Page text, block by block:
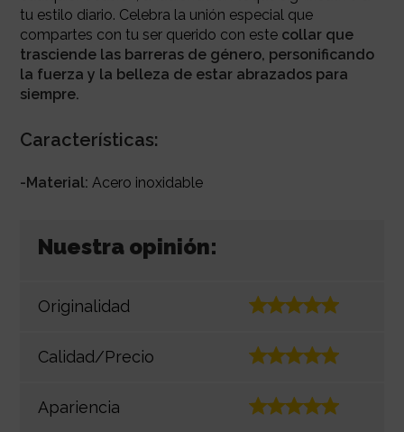
tu estilo diario. Celebra la unión especial que
compartes con tu ser querido con este collar que
trasciende las barreras de género, personificando
la fuerza y la belleza de estar abrazados para
siempre.
Características:
-Material: Acero inoxidable
Nuestra opinión:
Originalidad
Calidad/Precio
Apariencia